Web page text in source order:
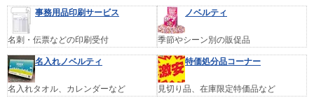
事務用品印刷サービス
名刺・伝票などの印刷受付
ノベルティ
季節やシーン別の販促品
名入れノベルティ
名入れタオル、カレンダーなど
特価処分品コーナー
見切り品、在庫限定特価品など